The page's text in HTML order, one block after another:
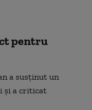
pentru
a susținut un
și a criticat